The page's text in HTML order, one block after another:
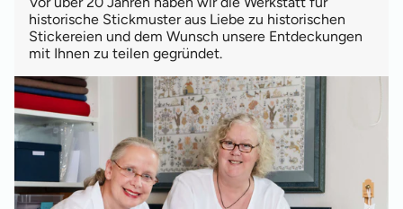
historische Stickmuster aus Liebe zu historischen
Stickereien und dem Wunsch unsere Entdeckungen
mit Ihnen zu teilen gegründet.